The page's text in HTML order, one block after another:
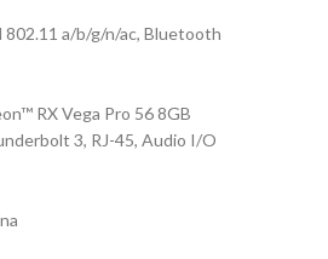
802.11 a/b/g/n/ac, Bluetooth
RX Vega Pro 56 8GB
3, RJ-45, Audio I/O